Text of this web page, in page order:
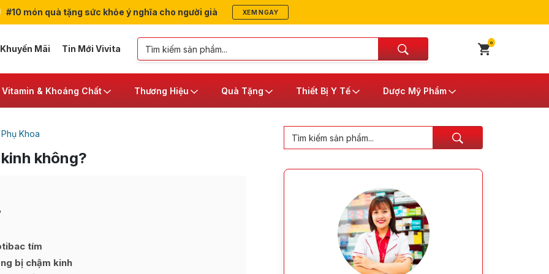
#10 món quà tặng sức khỏe ý nghĩa cho người già XEM NGAY
Mãi Tin Mới Vivita
0
Vitamin & Khoáng Chất Thương Hiệu Quà Tặng Thiết Bị Y Tế Dược Mỹ Phẩm
Khoa
không?
tím
bị chậm kinh